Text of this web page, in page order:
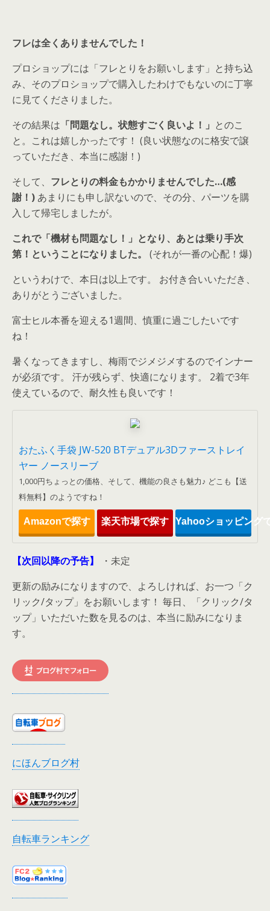
フレは全くありませんでした！
プロショップには「フレとりをお願いします」と持ち込
み、そのプロショップで購入したわけでもないのに丁寧
に見てくださりました。
その結果は 「問題なし。状態すごく良いよ！」 とのこ
と。これは嬉しかったです！ (良い状態なのに格安で譲
っていただき、本当に感謝！)
そして、 フレとりの料金もかかりませんでした…(感
謝！) あまりにも申し訳ないので、その分、パーツを購
入して帰宅しましたが。
これで「機材も問題なし！」 となり、あとは乗り手次
第！ということになりました。
(それが一番の心配！爆)
というわけで、本日は以上です。 お付き合いいただき、
ありがとうございました。
富士ヒル本番を迎える1週間、慎重に過ごしたいです
ね！
暑くなってきますし、梅雨でジメジメするのでインナー
が必須です。 汗が残らず、快適になります。 2着で3年
使えているので、耐久性も良いです！
おたふく手袋 JW-520 BTデュアル3Dファーストレイ
ヤー ノースリーブ
1,000円ちょっとの価格、そして、機能の良さも魅力♪ どこも【送
料無料】のようですね！
Amazonで探す 楽天市場で探す Yahooショッピング
【次回以降の予告】
・未定
更新の励みになりますので、よろしければ、お一つ「ク
リック/タップ」をお願いします！ 毎日、「クリック/タ
ップ」いただいた数を見るのは、本当に励みになりま
す。
にほんブログ村
自転車ランキング